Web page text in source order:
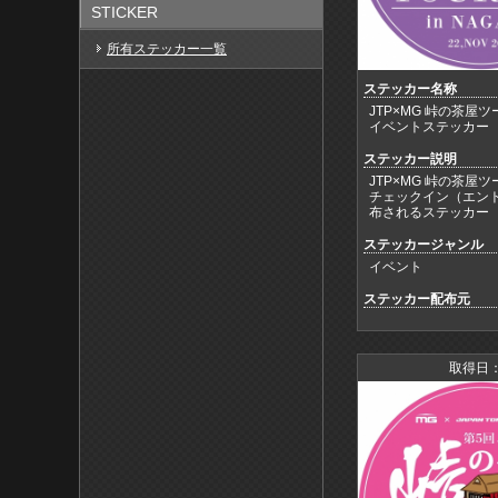
STICKER
所有ステッカー一覧
ステッカー名称
JTP×MG 峠の茶屋ツ
イベントステッカー
ステッカー説明
JTP×MG 峠の茶屋ツ
チェックイン（エン
布されるステッカー
ステッカージャンル
イベント
ステッカー配布元
取得日